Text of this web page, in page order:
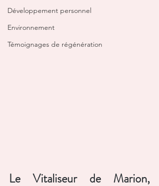
Développement personnel
Environnement
Témoignages de régénération
Le Vitaliseur de Marion,